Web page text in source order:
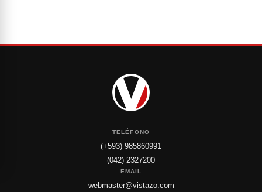
TELÉFONO
(+593) 985860991
(042) 2327200
EMAIL
webmaster@vistazo.com